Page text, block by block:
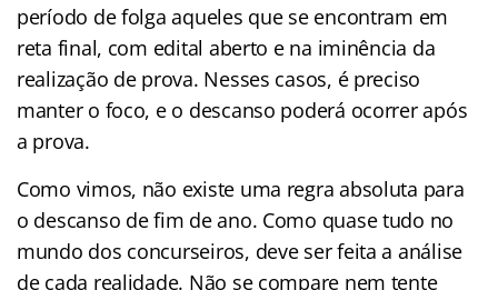
período de folga aqueles que se encontram em
reta final, com edital aberto e na iminência da
realização de prova. Nesses casos, é preciso
manter o foco, e o descanso poderá ocorrer após
a prova.
Como vimos, não existe uma regra absoluta para
o descanso de fim de ano. Como quase tudo no
mundo dos concurseiros, deve ser feita a análise
de cada realidade. Não se compare nem tente